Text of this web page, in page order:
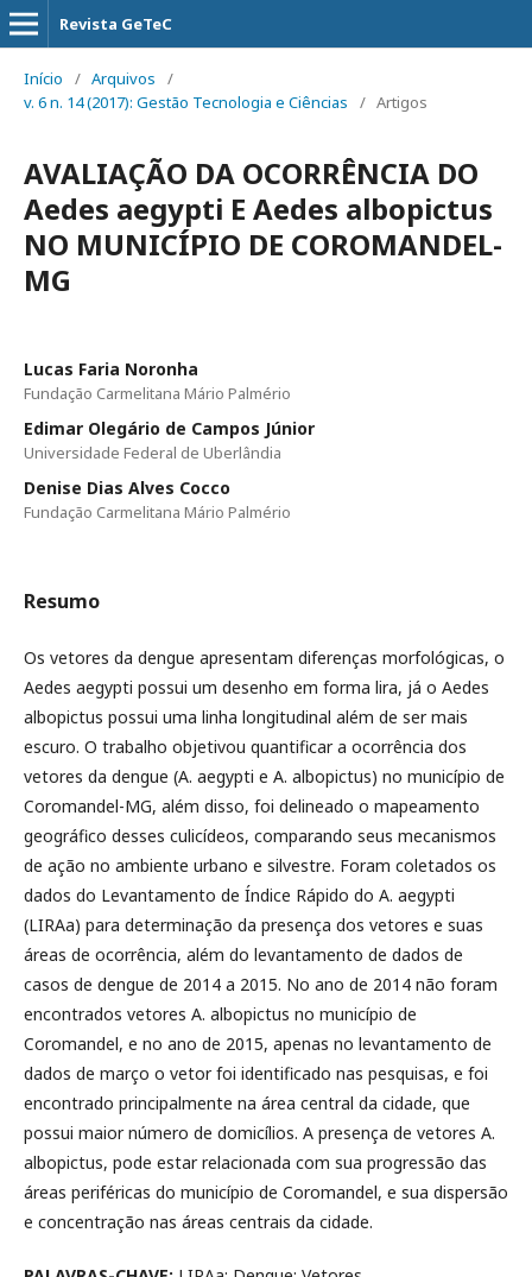
Revista GeTeC
Início / Arquivos
/
v. 6 n. 14 (2017): Gestão Tecnologia e Ciências
/ Artigos
AVALIAÇÃO DA OCORRÊNCIA DO
Aedes aegypti E Aedes albopictus
NO MUNICÍPIO DE COROMANDEL-
MG
Lucas Faria Noronha
Fundação Carmelitana Mário Palmério
Edimar Olegário de Campos Júnior
Universidade Federal de Uberlândia
Denise Dias Alves Cocco
Fundação Carmelitana Mário Palmério
Resumo
Os vetores da dengue apresentam diferenças morfológicas, o
Aedes aegypti possui um desenho em forma lira, já o Aedes
albopictus possui uma linha longitudinal além de ser mais
escuro. O trabalho objetivou quantificar a ocorrência dos
vetores da dengue (A. aegypti e A. albopictus) no município de
Coromandel-MG, além disso, foi delineado o mapeamento
geográfico desses culicídeos, comparando seus mecanismos
de ação no ambiente urbano e silvestre. Foram coletados os
dados do Levantamento de Índice Rápido do A. aegypti
(LIRAa) para determinação da presença dos vetores e suas
áreas de ocorrência, além do levantamento de dados de
casos de dengue de 2014 a 2015. No ano de 2014 não foram
encontrados vetores A. albopictus no município de
Coromandel, e no ano de 2015, apenas no levantamento de
dados de março o vetor foi identificado nas pesquisas, e foi
encontrado principalmente na área central da cidade, que
possui maior número de domicílios. A presença de vetores A.
albopictus, pode estar relacionada com sua progressão das
áreas periféricas do município de Coromandel, e sua dispersão
e concentração nas áreas centrais da cidade.